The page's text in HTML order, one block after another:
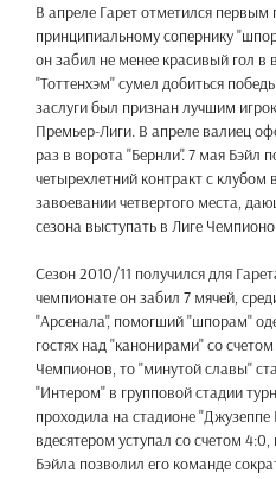
В апреле Гарет отметился первым
принципиальному сопернику
он забил не менее красивый гол в
"Тоттенхэм" сумел добиться
заслуги был признан лучшим
Премьер-Лиги. В апреле валиец
раз в ворота "Бернли". 7 мая Бэйл
четырехлетний контракт с
завоевании четвертого места,
сезона выступать в Лиге
Сезон 2010/11 получился для
чемпионате он забил 7 мячей,
"Арсенала", помогший "шпорам"
гостях над "канонирами" со
Чемпионов, то "минутой славы"
"Интером" в групповой стадии
проходила на стадионе
вдесятером уступал со счетом
Бэйла позволил его команде